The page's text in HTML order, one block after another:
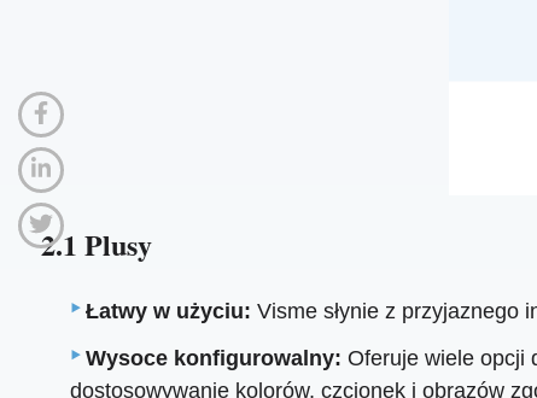
2.1 Plusy
Łatwy w użyciu: Visme słynie z przyjaznego
Wysoce konfigurowalny: Oferuje wiele opcji
dostosowywanie kolorów, czcionek i obrazów